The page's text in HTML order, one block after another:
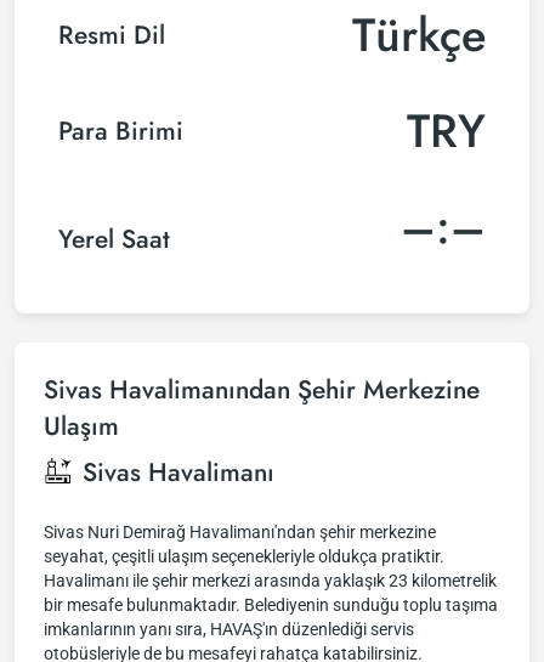
Resmi Dil Türkçe
Para Birimi TRY
Yerel Saat –:–
Sivas Havalimanından Şehir Merkezine
Ulaşım
Sivas Havalimanı
Sivas Nuri Demirağ Havalimanı'ndan şehir merkezine
seyahat, çeşitli ulaşım seçenekleriyle oldukça pratiktir.
Havalimanı ile şehir merkezi arasında yaklaşık 23 kilometrelik
bir mesafe bulunmaktadır. Belediyenin sunduğu toplu taşıma
imkanlarının yanı sıra, HAVAŞ'ın düzenlediği servis
otobüsleriyle de bu mesafeyi rahatça katabilirsiniz.